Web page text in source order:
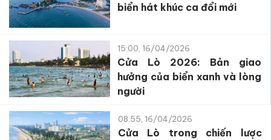
biển hát khúc ca đổi mới
15:00, 16/04/2026
Cửa Lò 2026: Bản giao
hưởng của biển xanh và lòng
người
08:55, 16/04/2026
Cửa Lò trong chiến lược